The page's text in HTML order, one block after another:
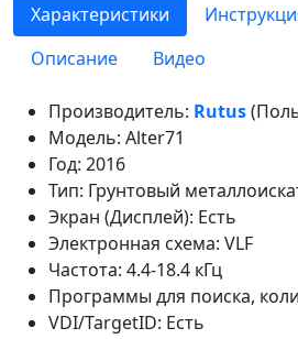
Характеристики
Описание
Видео
Производитель: Rutus
Модель: Alter71
Год: 2016
Тип: Грунтовый
Экран (Дисплей): Есть
Электронная схема: VLF
Частота: 4.4-18.4 кГц
Программы для поиска,
VDI/TargetID: Есть